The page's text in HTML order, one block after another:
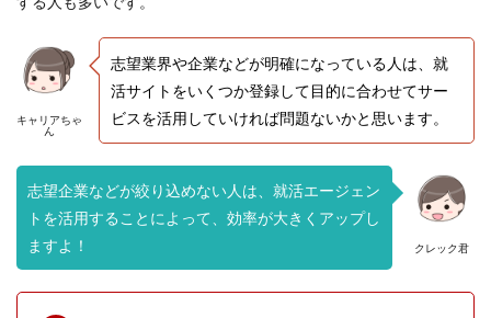
キャリアちゃ
ん
志望業界や企業などが明確になっている人は、就
活サイトをいくつか登録して目的に合わせてサー
ビスを活用していければ問題ないかと思います。
クレック君
志望企業などが絞り込めない人は、就活エージェン
トを活用することによって、効率が大きくアップし
ますよ！